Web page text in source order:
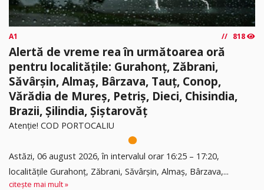
A1 818
Alertă de vreme rea în următoarea oră
pentru localitățile: Gurahonț, Zăbrani,
Săvârșin, Almaș, Bârzava, Tauț, Conop,
Vărădia de Mureș, Petriș, Dieci, Chisindia,
Brazii, Șilindia, Șiștarovăț
Atenție! COD PORTOCALIU
Astăzi, 06 august 2026, în intervalul orar 16:25 – 17:20,
localitățile Gurahonț, Zăbrani, Săvârșin, Almaș, Bârzava,...
citește mai mult »